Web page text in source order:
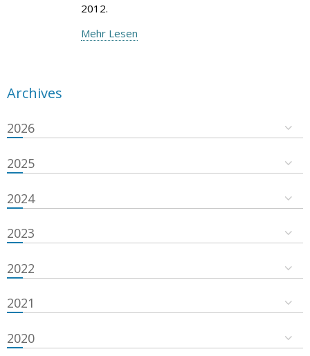
2012.
Mehr Lesen
Archives
2026
2025
2024
2023
2022
2021
2020